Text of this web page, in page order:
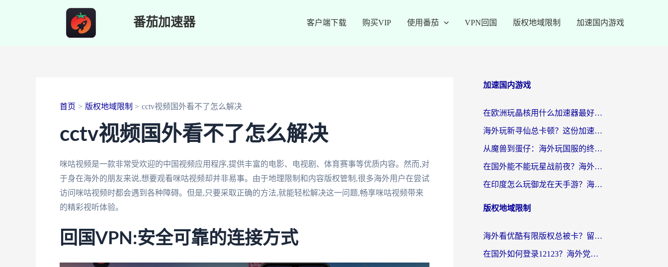
番茄加速器 客户端下载 购买VIP 使用番茄 VPN回国 版权地域限制 加速国内游戏
首页 版权地域限制 cctv视频国外看不了怎么解决
cctv视频国外看不了怎么解决
咪咕视频是一款非常受欢迎的中国视频应用程序,提供丰富的电影、电视剧、体育赛事等优质内容。然而,对
于身在海外的朋友来说,想要观看咪咕视频却并非易事。由于地理限制和内容版权管制,很多海外用户在尝试
访问咪咕视频时都会遇到各种障碍。但是,只要采取正确的方法,就能轻松解决这一问题,畅享咪咕视频带来
的精彩视听体验。
回国VPN:安全可靠的连接方式
加速国内游戏
在欧洲玩晶核用什么加速器最好呢？一个老玩家的真心话
海外玩新寻仙总卡顿？这份加速器选择指南让你秒回国服流畅体验
从魔兽到蛋仔：海外玩国服的终极加速指南，找到你的专属高速通道
在国外能不能玩星战前夜？海外党国服游戏不卡顿的秘密武器在这里
在印度怎么玩御龙在天手游？海外党畅玩国服的终极生存指南
版权地域限制
海外看优酷有限版权总被卡？留学生亲测有效的回国加速器选择指南
在国外如何登录12123？海外党必备的回国加速实用指南